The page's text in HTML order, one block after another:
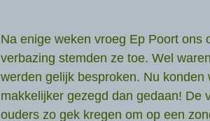
Na enige weken vroeg Ep Poort ons
verbazing stemden ze toe. Wel
werden gelijk besproken. Nu
makkelijker gezegd dan gedaan! De
ouders zo gek kregen om op een